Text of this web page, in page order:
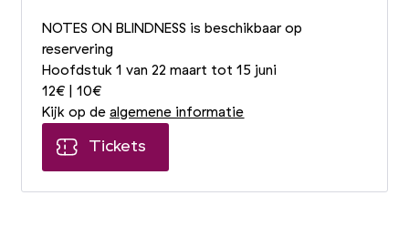
NOTES ON BLINDNESS is beschikbaar op
reservering
Hoofdstuk 1 van 22 maart tot 15 juni
12€ | 10€
Kijk op dealgemene informatie
Tickets